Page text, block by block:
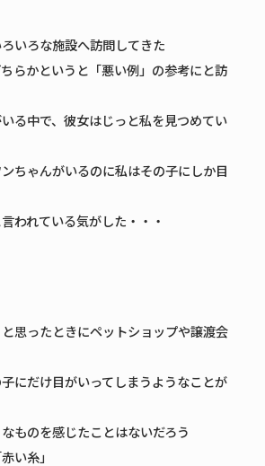
いろな施設へ訪問してきた
らかというと「悪い例」の参考にと訪
る中で、彼女はじっと私を見つめてい
ちゃんがいるのに私はその子にしか目
われている気がした・・・
思ったときにペットショップや譲渡会
にだけ目がいってしまうようなことが
ものを感じたことはないだろう
い糸」